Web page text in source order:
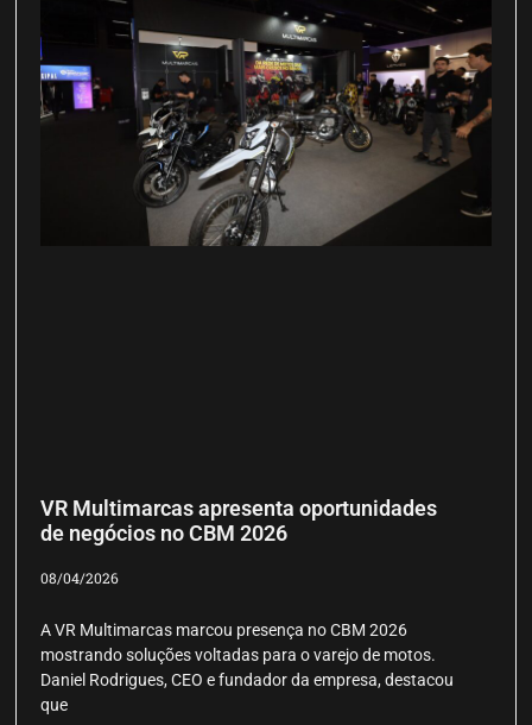
VR Multimarcas apresenta oportunidades
de negócios no CBM 2026
08/04/2026
A VR Multimarcas marcou presença no CBM 2026
mostrando soluções voltadas para o varejo de motos.
Daniel Rodrigues, CEO e fundador da empresa, destacou
que